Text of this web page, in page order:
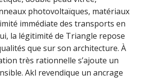
photovoltaïques, matériaux
immédiate des transports en
la légitimité de Triangle repose
que sur son architecture. À
très rationnelle s’ajoute un
Akl revendique un ancrage